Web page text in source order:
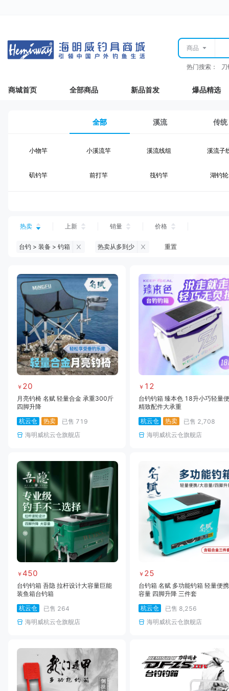
商品
热门搜索：
商城首页 全部商品 新品首发 爆品精选
全部 溪流 传统
小物竿 小溪流竿 溪流线组 溪流子
矶钓竿 前打竿 筏钓竿 湖钓轮
台钓仕挂 台钓钩
钓鱼伞 台钓服饰 台钓装备
黑坑浮漂 黑坑配件 黑坑钓灯
黑坑饵料 马口竿 路亚竿 雷强竿
路亚装备 海钓竿 海钓轮 海钓线
热卖 上新 销量 价格
台钓 > 装备 > 钓箱 热卖从多到少 重置
￥ 20
月亮钓椅 名赋 轻量合金 承重300斤
四脚升降
杭云仓
热卖 已售 719
海明威杭云仓旗舰店
￥ 12
台钓钓箱 臻本色 18升小巧轻量
精致配件大承重
杭云仓
热卖 已售 2,708
海明威杭云仓旗舰店
￥ 450
台钓钓箱 吾隐 拉杆设计大容量巨能
装鱼箱台钓箱
杭云仓
已售 264
海明威杭云仓旗舰店
￥ 25
台钓箱 名赋 多功能钓箱 轻量便
容量 四脚升降 三件套
杭云仓
已售 8,256
海明威杭云仓旗舰店